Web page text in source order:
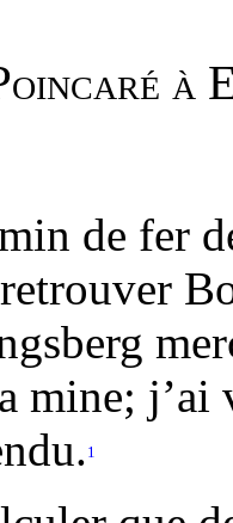
à
de fer
mine;
1